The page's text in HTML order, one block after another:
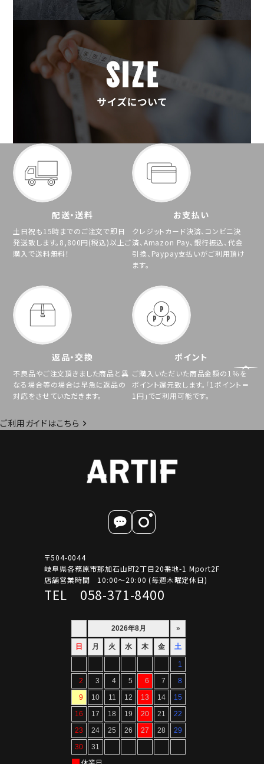
配送・送料
土日祝も15時までのご注文で即日
発送致します。8,800円(税込)以上ご
購入で送料無料！
お支払い
クレジットカード決済、コンビニ決
済、Amazon Pay、銀行振込、代金
引換、Paypay支払いがご利用頂け
ます。
返品・交換
不良品やご注文頂きました商品と異
なる場合等の場合は早急に返品の
対応をさせていただきます。
ポイント
ご購入いただいた商品金額の1％を
ポイント還元致します。「1ポイント＝
1円」でご利用可能です。
ご利用ガイドはこちら
〒504-0044
岐阜県各務原市那加石山町2丁目20番地-1 Mport2F
店舗営業時間 10:00～20:00 (毎週木曜定休日)
TEL 058-371-8400